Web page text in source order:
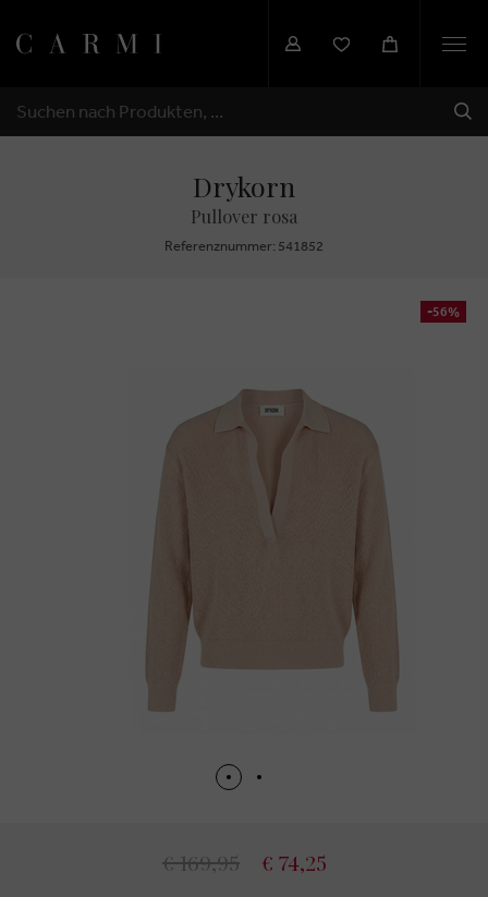
SUCHEN
Drykorn
Pullover rosa
Referenznummer: 541852
-56%
€ 169,95 € 74,25